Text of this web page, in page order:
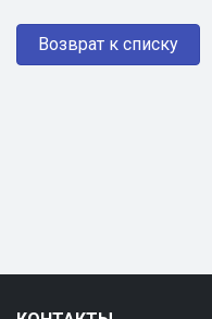
Возврат к списку